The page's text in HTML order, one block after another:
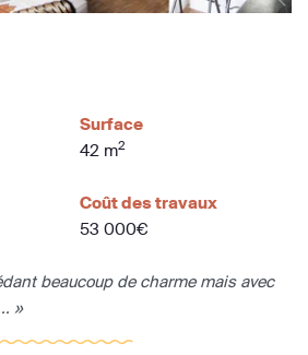
Surface
42 m2
Coût des travaux
53 000€
beaucoup de charme mais avec
»